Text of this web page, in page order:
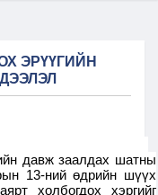
ЭРҮҮГИЙН
давж заалдах шатны
13-ний өдрийн шүүх
холбогдох хэргийг